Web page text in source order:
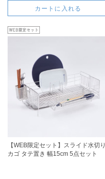
カートに入れる
【WEB限定セット】スライド水切り
カゴ タテ置き 幅15cm 5点セット